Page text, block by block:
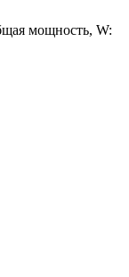
мощность, W: